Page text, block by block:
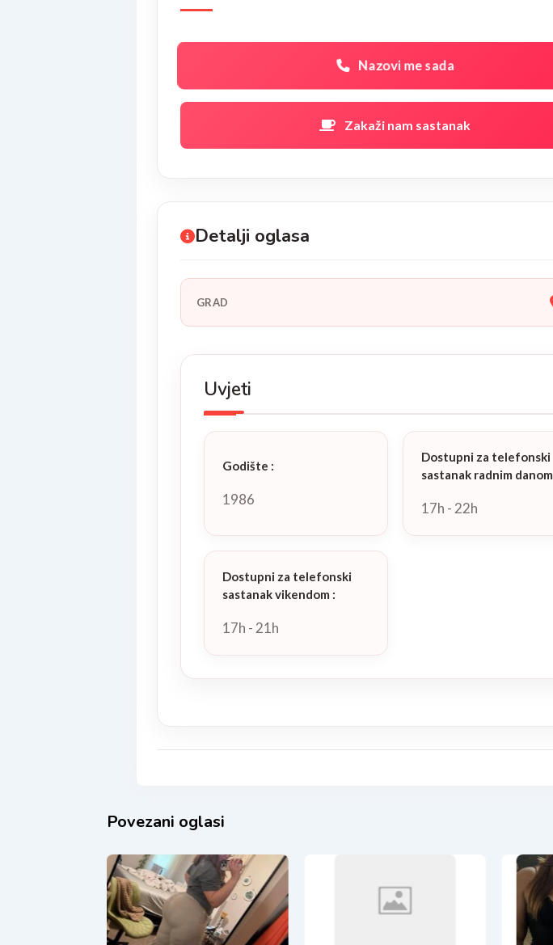
Nazovi me sada
Zakaži nam sastanak
Detalji oglasa
GRAD
Uvjeti
Godište :
1986
Dostupni za telefonski
sastanak radnim danom
17h - 22h
Dostupni za telefonski
sastanak vikendom :
17h - 21h
Povezani oglasi